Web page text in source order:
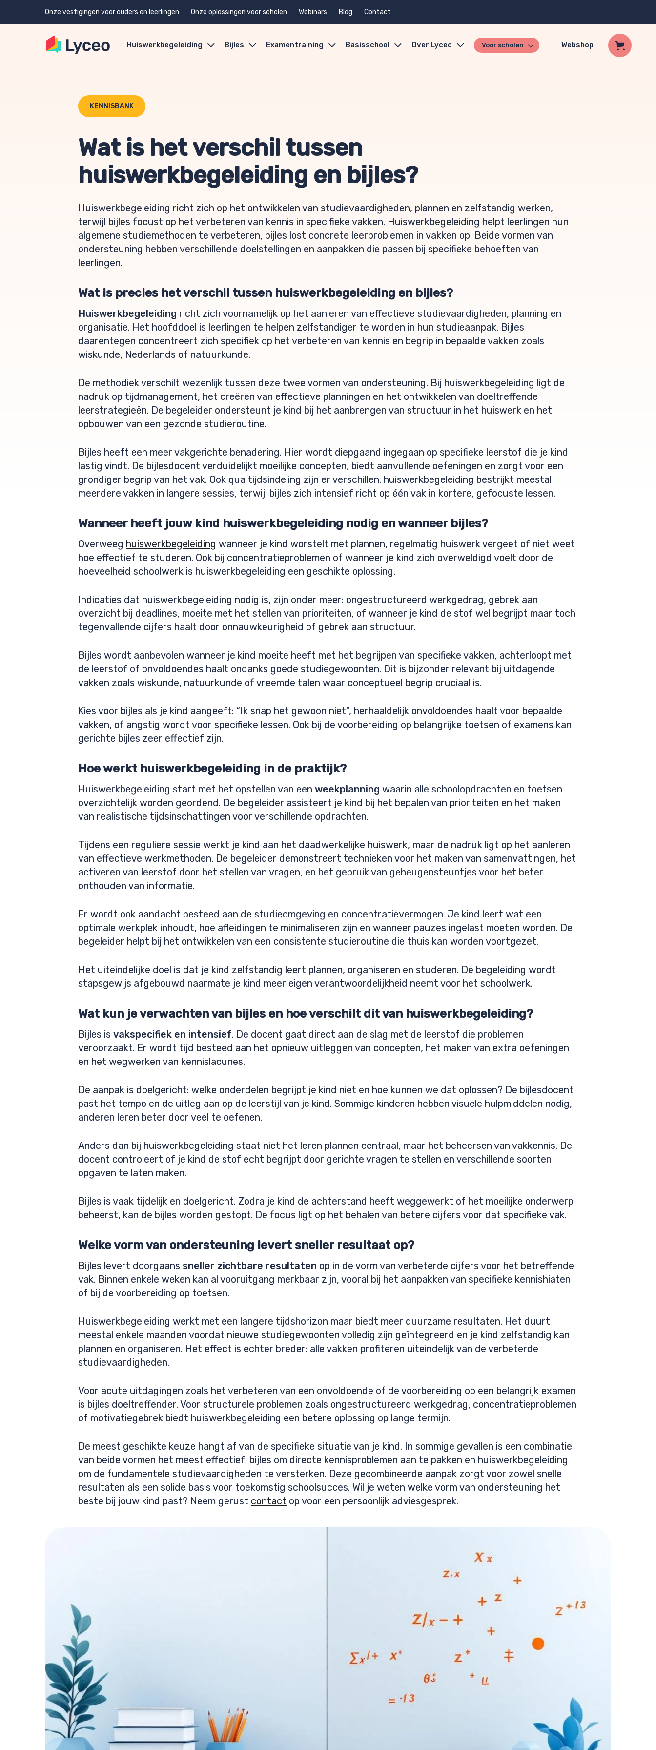
Onze vestigingen voor ouders en leerlingen Onze oplossingen voor scholen Webinars Blog Contact
Huiswerkbegeleiding Bijles Examentraining Basisschool Over Lyceo Voor scholen Webshop
KENNISBANK
Wat is het verschil tussen
huiswerkbegeleiding en bijles?
Huiswerkbegeleiding richt zich op het ontwikkelen van studievaardigheden, plannen en zelfstandig werken,
terwijl bijles focust op het verbeteren van kennis in specifieke vakken. Huiswerkbegeleiding helpt leerlingen hun
algemene studiemethoden te verbeteren, bijles lost concrete leerproblemen in vakken op. Beide vormen van
ondersteuning hebben verschillende doelstellingen en aanpakken die passen bij specifieke behoeften van
leerlingen.
Wat is precies het verschil tussen huiswerkbegeleiding en bijles?
Huiswerkbegeleiding richt zich voornamelijk op het aanleren van effectieve studievaardigheden, planning en
organisatie. Het hoofddoel is leerlingen te helpen zelfstandiger te worden in hun studieaanpak. Bijles
daarentegen concentreert zich specifiek op het verbeteren van kennis en begrip in bepaalde vakken zoals
wiskunde, Nederlands of natuurkunde.
De methodiek verschilt wezenlijk tussen deze twee vormen van ondersteuning. Bij huiswerkbegeleiding ligt de
nadruk op tijdmanagement, het creëren van effectieve planningen en het ontwikkelen van doeltreffende
leerstrategieën. De begeleider ondersteunt je kind bij het aanbrengen van structuur in het huiswerk en het
opbouwen van een gezonde studieroutine.
Bijles heeft een meer vakgerichte benadering. Hier wordt diepgaand ingegaan op specifieke leerstof die je kind
lastig vindt. De bijlesdocent verduidelijkt moeilijke concepten, biedt aanvullende oefeningen en zorgt voor een
grondiger begrip van het vak. Ook qua tijdsindeling zijn er verschillen: huiswerkbegeleiding bestrijkt meestal
meerdere vakken in langere sessies, terwijl bijles zich intensief richt op één vak in kortere, gefocuste lessen.
Wanneer heeft jouw kind huiswerkbegeleiding nodig en wanneer bijles?
Overweeg huiswerkbegeleiding wanneer je kind worstelt met plannen, regelmatig huiswerk vergeet of niet weet
hoe effectief te studeren. Ook bij concentratieproblemen of wanneer je kind zich overweldigd voelt door de
hoeveelheid schoolwerk is huiswerkbegeleiding een geschikte oplossing.
Indicaties dat huiswerkbegeleiding nodig is, zijn onder meer: ongestructureerd werkgedrag, gebrek aan
overzicht bij deadlines, moeite met het stellen van prioriteiten, of wanneer je kind de stof wel begrijpt maar toch
tegenvallende cijfers haalt door onnauwkeurigheid of gebrek aan structuur.
Bijles wordt aanbevolen wanneer je kind moeite heeft met het begrijpen van specifieke vakken, achterloopt met
de leerstof of onvoldoendes haalt ondanks goede studiegewoonten. Dit is bijzonder relevant bij uitdagende
vakken zoals wiskunde, natuurkunde of vreemde talen waar conceptueel begrip cruciaal is.
Kies voor bijles als je kind aangeeft: “Ik snap het gewoon niet”, herhaaldelijk onvoldoendes haalt voor bepaalde
vakken, of angstig wordt voor specifieke lessen. Ook bij de voorbereiding op belangrijke toetsen of examens kan
gerichte bijles zeer effectief zijn.
Hoe werkt huiswerkbegeleiding in de praktijk?
Huiswerkbegeleiding start met het opstellen van een weekplanning waarin alle schoolopdrachten en toetsen
overzichtelijk worden geordend. De begeleider assisteert je kind bij het bepalen van prioriteiten en het maken
van realistische tijdsinschattingen voor verschillende opdrachten.
Tijdens een reguliere sessie werkt je kind aan het daadwerkelijke huiswerk, maar de nadruk ligt op het aanleren
van effectieve werkmethoden. De begeleider demonstreert technieken voor het maken van samenvattingen, het
activeren van leerstof door het stellen van vragen, en het gebruik van geheugensteuntjes voor het beter
onthouden van informatie.
Er wordt ook aandacht besteed aan de studieomgeving en concentratievermogen. Je kind leert wat een
optimale werkplek inhoudt, hoe afleidingen te minimaliseren zijn en wanneer pauzes ingelast moeten worden. De
begeleider helpt bij het ontwikkelen van een consistente studieroutine die thuis kan worden voortgezet.
Het uiteindelijke doel is dat je kind zelfstandig leert plannen, organiseren en studeren. De begeleiding wordt
stapsgewijs afgebouwd naarmate je kind meer eigen verantwoordelijkheid neemt voor het schoolwerk.
Wat kun je verwachten van bijles en hoe verschilt dit van huiswerkbegeleiding?
Bijles is vakspecifiek en intensief. De docent gaat direct aan de slag met de leerstof die problemen
veroorzaakt. Er wordt tijd besteed aan het opnieuw uitleggen van concepten, het maken van extra oefeningen
en het wegwerken van kennislacunes.
De aanpak is doelgericht: welke onderdelen begrijpt je kind niet en hoe kunnen we dat oplossen? De bijlesdocent
past het tempo en de uitleg aan op de leerstijl van je kind. Sommige kinderen hebben visuele hulpmiddelen nodig,
anderen leren beter door veel te oefenen.
Anders dan bij huiswerkbegeleiding staat niet het leren plannen centraal, maar het beheersen van vakkennis. De
docent controleert of je kind de stof echt begrijpt door gerichte vragen te stellen en verschillende soorten
opgaven te laten maken.
Bijles is vaak tijdelijk en doelgericht. Zodra je kind de achterstand heeft weggewerkt of het moeilijke onderwerp
beheerst, kan de bijles worden gestopt. De focus ligt op het behalen van betere cijfers voor dat specifieke vak.
Welke vorm van ondersteuning levert sneller resultaat op?
Bijles levert doorgaans sneller zichtbare resultaten op in de vorm van verbeterde cijfers voor het betreffende
vak. Binnen enkele weken kan al vooruitgang merkbaar zijn, vooral bij het aanpakken van specifieke kennishiaten
of bij de voorbereiding op toetsen.
Huiswerkbegeleiding werkt met een langere tijdshorizon maar biedt meer duurzame resultaten. Het duurt
meestal enkele maanden voordat nieuwe studiegewoonten volledig zijn geïntegreerd en je kind zelfstandig kan
plannen en organiseren. Het effect is echter breder: alle vakken profiteren uiteindelijk van de verbeterde
studievaardigheden.
Voor acute uitdagingen zoals het verbeteren van een onvoldoende of de voorbereiding op een belangrijk examen
is bijles doeltreffender. Voor structurele problemen zoals ongestructureerd werkgedrag, concentratieproblemen
of motivatiegebrek biedt huiswerkbegeleiding een betere oplossing op lange termijn.
De meest geschikte keuze hangt af van de specifieke situatie van je kind. In sommige gevallen is een combinatie
van beide vormen het meest effectief: bijles om directe kennisproblemen aan te pakken en huiswerkbegeleiding
om de fundamentele studievaardigheden te versterken. Deze gecombineerde aanpak zorgt voor zowel snelle
resultaten als een solide basis voor toekomstig schoolsucces. Wil je weten welke vorm van ondersteuning het
beste bij jouw kind past? Neem gerust contact op voor een persoonlijk adviesgesprek.